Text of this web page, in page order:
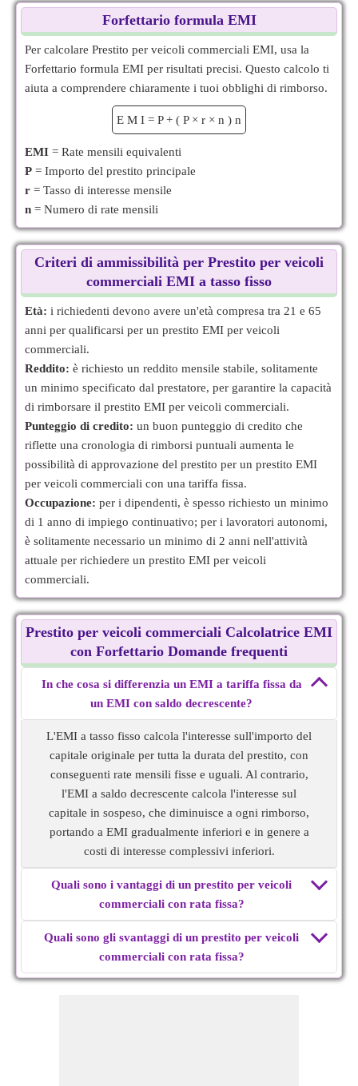
Forfettario formula EMI
Per calcolare Prestito per veicoli commerciali EMI, usa la
Forfettario formula EMI per risultati precisi. Questo calcolo ti
aiuta a comprendere chiaramente i tuoi obblighi di rimborso.
E M I = P + ( P × r × n ) n
EMI = Rate mensili equivalenti
P = Importo del prestito principale
r = Tasso di interesse mensile
n = Numero di rate mensili
Criteri di ammissibilità per Prestito per veicoli
commerciali EMI a tasso fisso
Età: i richiedenti devono avere un'età compresa tra 21 e 65
anni per qualificarsi per un prestito EMI per veicoli
commerciali.
Reddito: è richiesto un reddito mensile stabile, solitamente
un minimo specificato dal prestatore, per garantire la capacità
di rimborsare il prestito EMI per veicoli commerciali.
Punteggio di credito: un buon punteggio di credito che
riflette una cronologia di rimborsi puntuali aumenta le
possibilità di approvazione del prestito per un prestito EMI
per veicoli commerciali con una tariffa fissa.
Occupazione: per i dipendenti, è spesso richiesto un minimo
di 1 anno di impiego continuativo; per i lavoratori autonomi,
è solitamente necessario un minimo di 2 anni nell'attività
attuale per richiedere un prestito EMI per veicoli
commerciali.
Prestito per veicoli commerciali Calcolatrice EMI
con Forfettario Domande frequenti
In che cosa si differenzia un EMI a tariffa fissa da
un EMI con saldo decrescente?
L'EMI a tasso fisso calcola l'interesse sull'importo del
capitale originale per tutta la durata del prestito, con
conseguenti rate mensili fisse e uguali. Al contrario,
l'EMI a saldo decrescente calcola l'interesse sul
capitale in sospeso, che diminuisce a ogni rimborso,
portando a EMI gradualmente inferiori e in genere a
costi di interesse complessivi inferiori.
Quali sono i vantaggi di un prestito per veicoli
commerciali con rata fissa?
Quali sono gli svantaggi di un prestito per veicoli
commerciali con rata fissa?